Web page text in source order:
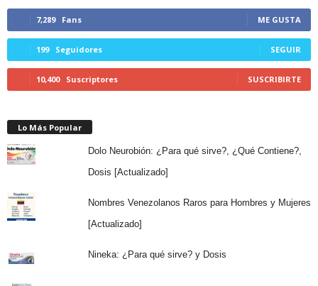
7,289 Fans ME GUSTA
199 Seguidores SEGUIR
10,400 Suscriptores SUSCRIBIRTE
Lo Más Popular
Dolo Neurobión: ¿Para qué sirve?, ¿Qué Contiene?,
Dosis [Actualizado]
Nombres Venezolanos Raros para Hombres y Mujeres
[Actualizado]
Nineka: ¿Para qué sirve? y Dosis